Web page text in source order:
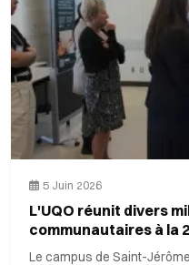
5 Juin 2026
L'UQO réunit divers
communautaires à la
sciences de la famille
Le campus de Saint-